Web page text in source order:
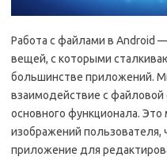
Работа с файлами в Android
вещей, с которыми
большинстве приложений.
взаимодействие с файловой
основного функционала.
изображений пользователя,
приложение для